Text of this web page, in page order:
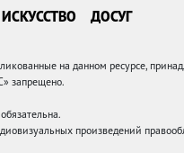
ИСКУССТВО ДОСУГ
на данном ресурсе,
запрещено.
обязательна.
произведений